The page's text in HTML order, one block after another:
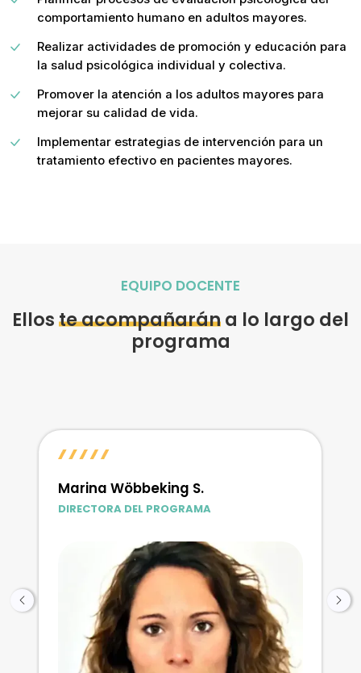
comportamiento humano en adultos mayores.
Realizar actividades de promoción y educación para
la salud psicológica individual y colectiva.
Promover la atención a los adultos mayores para
mejorar su calidad de vida.
Implementar estrategias de intervención para un
tratamiento efectivo en pacientes mayores.
EQUIPO DOCENTE
Elloste acompañarána lo largo del
programa
Marina Wöbbeking S.
DIRECTORA DEL PROGRAMA